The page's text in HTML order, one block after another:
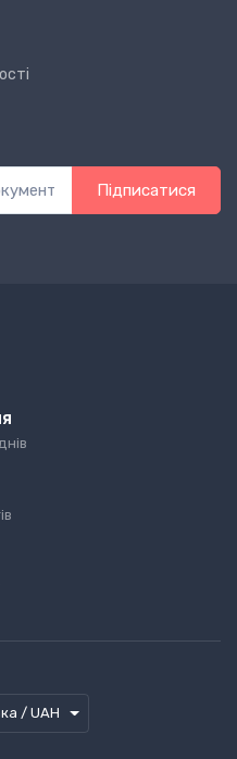
Підписатися
/ UAH